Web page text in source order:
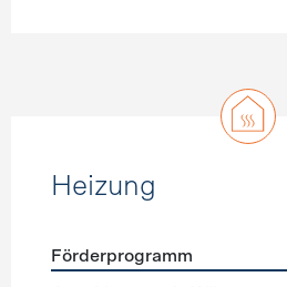
Heizung
Förderprogramm